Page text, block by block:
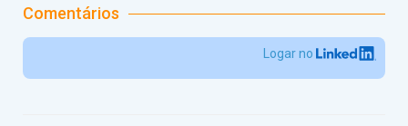
Comentários
Logar no